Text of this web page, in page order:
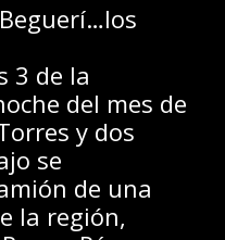
3 de la
del mes de
y dos
se
de una
la región,